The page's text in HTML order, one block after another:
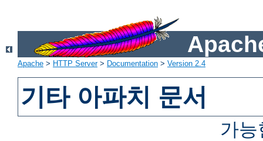
Apache > HTTP Server> Documentation > Version 2.4
기타 아파치 문서
가